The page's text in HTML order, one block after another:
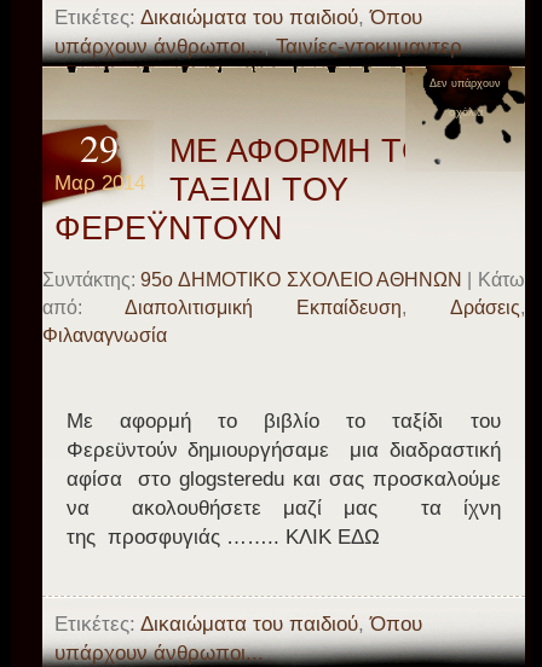
Ετικέτες: Δικαιώματα του παιδιού,Όπου
υπάρχουν άνθρωποι...,Ταινίες-vτοκυμαντερ
Δεν υπάρχουν
σχόλια
29
Μαρ 2014
ΜΕ ΑΦΟΡΜΗ ΤΟ
ΤΑΞΙΔΙ ΤΟΥ
ΦΕΡΕΫΝΤΟΥΝ
Συντάκτης: 95o ΔΗΜΟΤΙΚΟ ΣΧΟΛΕΙΟ ΑΘΗΝΩΝ
| Κάτω
από: Διαπολιτισμική Εκπαίδευση, Δράσεις,
Φιλαναγνωσία
Mε αφορμή το βιβλίο το ταξίδι του
Φερεϋντούν δημιουργήσαμε μια διαδραστική
αφίσα στο glogsteredu και σας προσκαλούμε
να ακολουθήσετε μαζί μας τα ίχνη
της προσφυγιάς …….. ΚΛΙΚ ΕΔΩ
Ετικέτες: Δικαιώματα του παιδιού,Όπου
υπάρχουν άνθρωποι...